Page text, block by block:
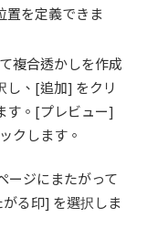
置を定義できま
複合透かしを作成
し、[追加] をクリ
す。[プレビュー]
クします。
ージにまたがって
る印] を選択しま